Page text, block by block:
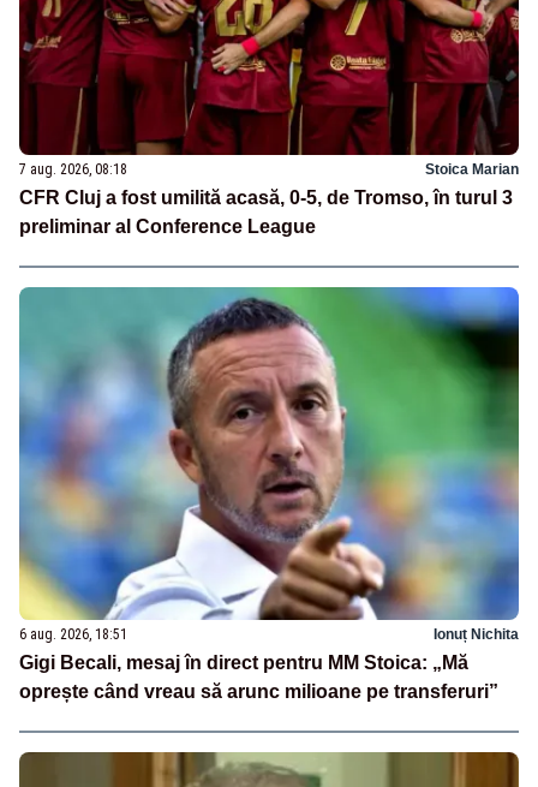
7 aug. 2026, 08:18 Stoica Marian
CFR Cluj a fost umilită acasă, 0-5, de Tromso, în turul 3
preliminar al Conference League
6 aug. 2026, 18:51 Ionuț Nichita
Gigi Becali, mesaj în direct pentru MM Stoica: „Mă
oprește când vreau să arunc milioane pe transferuri”